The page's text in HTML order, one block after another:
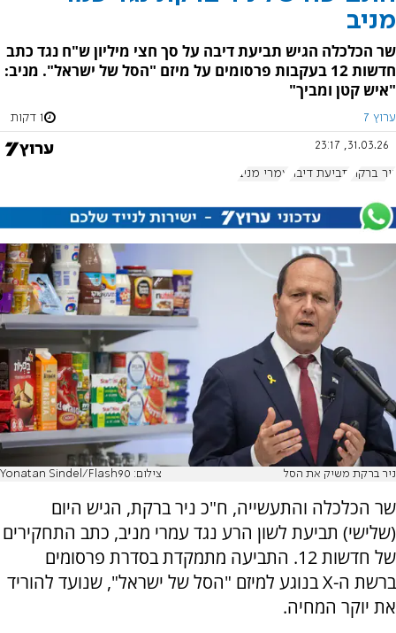
מניב
שר הכלכלה הגיש תביעת דיבה על סך חצי מיליון ש"ח נגד כתב
חדשות 12 בעקבות פרסומים על מיזם "הסל של ישראל". מניב:
"איש קטן ומביך"
ערוץ 7 1 דקות
31.03.26, 23:17
ניר ברקת תביעת דיבה עמרי מניב
ניר ברקת משיק את הסל צילום: Yonatan Sindel/Flash90
שר הכלכלה והתעשייה, ח"כ ניר ברקת, הגיש היום
(שלישי) תביעת לשון הרע נגד עמרי מניב, כתב התחקירים
של חדשות 12. התביעה מתמקדת בסדרת פרסומים
ברשת ה-X בנוגע למיזם "הסל של ישראל", שנועד להוריד
את יוקר המחיה.